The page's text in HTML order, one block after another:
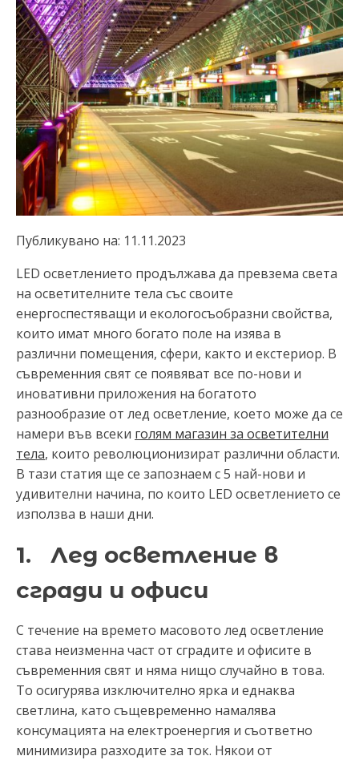
Публикувано на: 11.11.2023
LED осветлението продължава да превзема света
на осветителните тела със своите
енергоспестяващи и екологосъобразни свойства,
които имат много богато поле на изява в
различни помещения, сфери, както и екстериор. В
съвременния свят се появяват все по-нови и
иновативни приложения на богатото
разнообразие от лед осветление, което може да се
намери във всеки голям магазин за осветителни
тела, които революционизират различни области.
В тази статия ще се запознаем с 5 най-нови и
удивителни начина, по които LED осветлението се
използва в наши дни.
1. Лед осветление в
сгради и офиси
С течение на времето масовото лед осветление
става неизменна част от сградите и офисите в
съвременния свят и няма нищо случайно в това.
То осигурява изключително ярка и еднаква
светлина, като същевременно намалява
консумацията на електроенергия и съответно
минимизира разходите за ток. Някои от